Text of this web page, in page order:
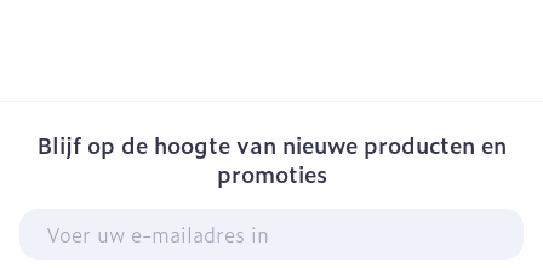
Blijf op de hoogte van nieuwe producten en
promoties